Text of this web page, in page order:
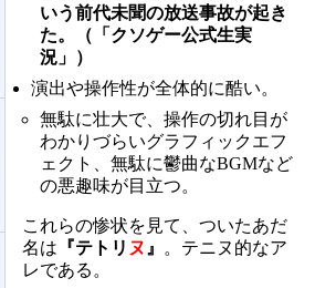
いう前代未聞の放送事故が起き
た。（「クソゲー公式生実
況」）
演出や操作性が全体的に酷い。
無駄に壮大で、操作の切れ目が
わかりづらいグラフィックエフ
ェクト、無駄に鬱曲なBGMなど
の悪趣味が目立つ。
これらの惨状を見て、ついたあだ
名は 『テトリ ヌ 』
。テニヌ的なア
レである。